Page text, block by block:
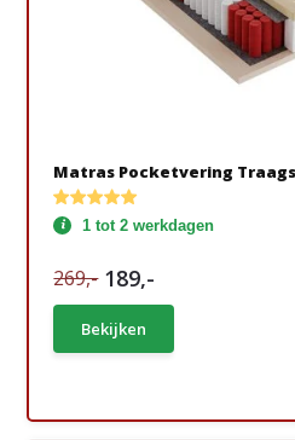
Matras Pocketvering
1 tot 2 werkdagen
269,- 189,-
Bekijken